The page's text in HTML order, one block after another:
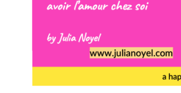
Hypersensible empathe ame
jumelle personne intuitive
(Tous mes services)